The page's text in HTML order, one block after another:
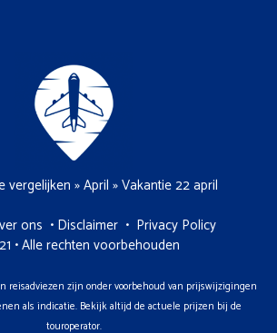
vergelijken»April »Vakantie 22 april
ons • Disclaimer • Privacy Policy
• Alle rechten voorbehouden
reisadviezen zijn onder voorbehoud van prijswijzigingen
als indicatie. Bekijk altijd de actuele prijzen bij de
touroperator.